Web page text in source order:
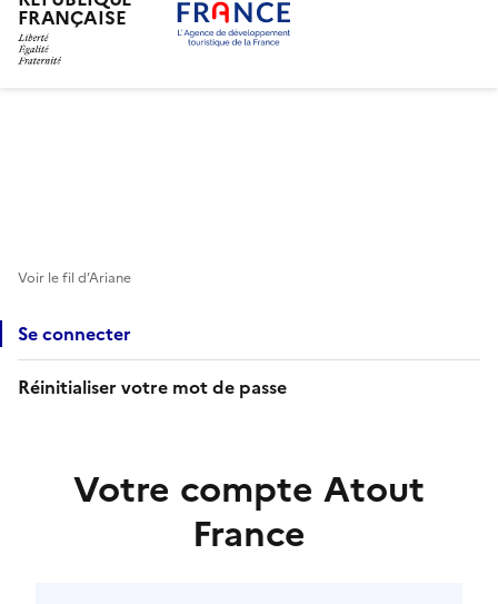
FRANÇAISE
Voir le fil d’Ariane
Se connecter
Réinitialiser votre mot de passe
Votre compte Atout
France